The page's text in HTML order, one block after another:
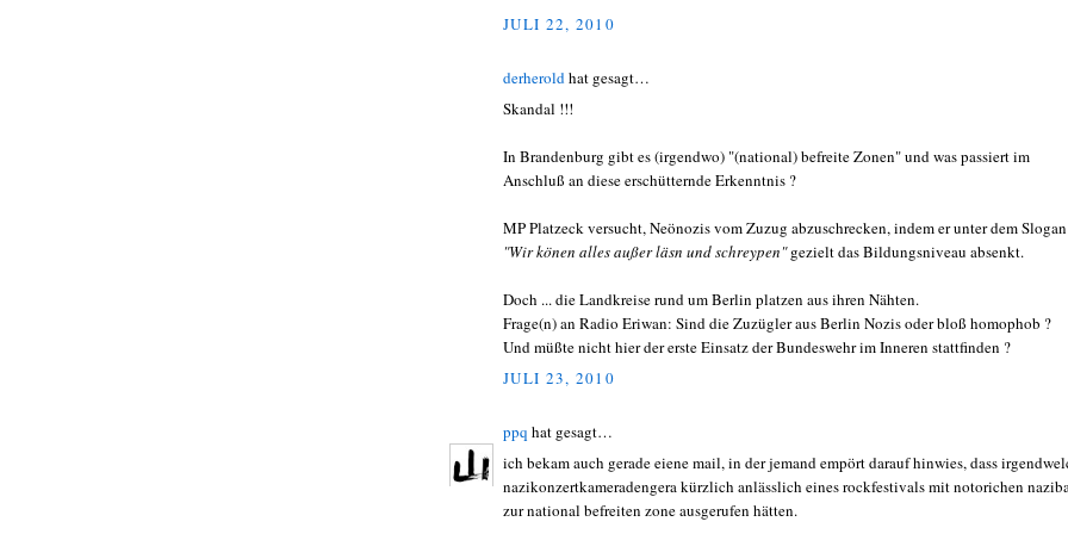
JULI 22, 2010
derheroldhat gesagt…
Skandal !!!
In Brandenburg gibt es (irgendwo) "(national) befreite Zonen" und was passiert im
Anschluß an diese erschütternde Erkenntnis ?
MP Platzeck versucht, Neönozis vom Zuzug abzuschrecken, indem er unter dem Slogan
"Wir könen alles außer läsn und schreypen"gezielt das Bildungsniveau absenkt.
Doch ... die Landkreise rund um Berlin platzen aus ihren Nähten.
Frage(n) an Radio Eriwan: Sind die Zuzügler aus Berlin Nozis oder bloß homophob ?
Und müßte nicht hier der erste Einsatz der Bundeswehr im Inneren stattfinden ?
JULI 23, 2010
ppq hat gesagt…
ich bekam auch gerade eiene mail, in der jemand empört darauf hinwies, dass
nazikonzertkameradengera kürzlich anlässlich eines rockfestivals mit notorichen
zur national befreiten zone ausgerufen hätten.